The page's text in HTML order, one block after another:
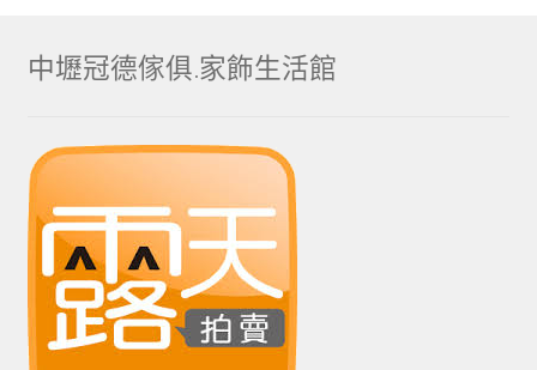
中壢冠德傢俱.家飾生活館